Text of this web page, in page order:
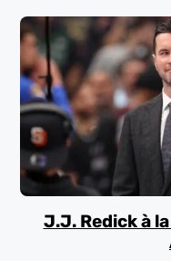
J.J. Redick à